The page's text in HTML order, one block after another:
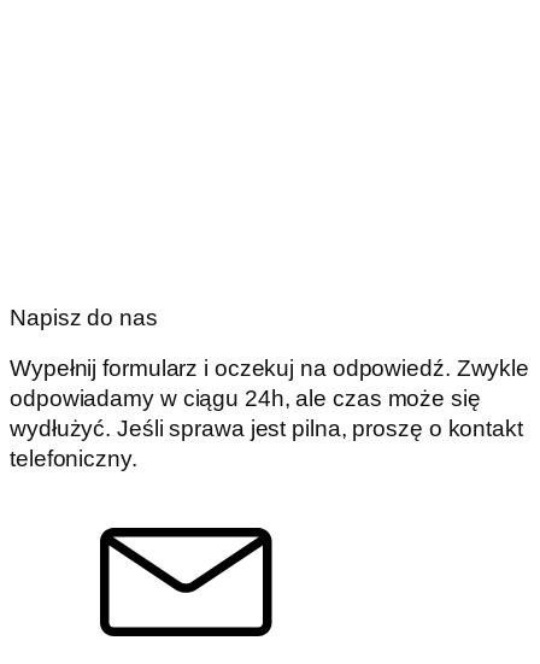
Napisz do nas
Wypełnij formularz i oczekuj na odpowiedź. Zwykle
odpowiadamy w ciągu 24h, ale czas może się
wydłużyć. Jeśli sprawa jest pilna, proszę o kontakt
telefoniczny.